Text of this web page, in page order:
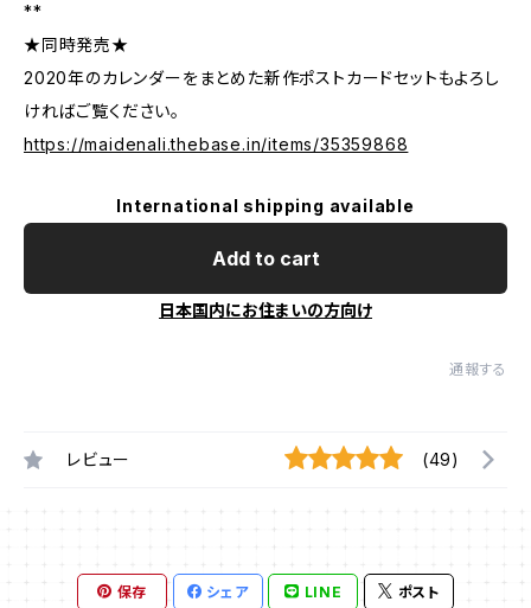
**
★同時発売★
2020年のカレンダーをまとめた新作ポストカードセットもよろし
ければご覧ください。
https://maidenali.thebase.in/items/35359868
International shipping available
Add to cart
日本国内にお住まいの方向け
通報する
レビュー (49)
保存 シェア LINE ポスト